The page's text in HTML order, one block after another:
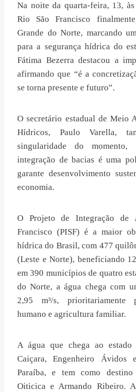
Na noite da quarta-feira, 13,
Rio São Francisco
Grande do Norte, marcando
para a segurança hídrica do
Fátima Bezerra destacou a
afirmando que “é a
se torna presente e futuro”.
O secretário estadual de Meio
Hídricos, Paulo Varella,
singularidade do momento,
integração de bacias é uma
garante desenvolvimento
economia.
O Projeto de Integração de
Francisco (PISF) é a maior
hídrica do Brasil, com 477
(Leste e Norte), beneficiando
em 390 municípios de quatro
do Norte, a água chega com
2,95 m³/s, prioritariamente
humano e agricultura familiar.
A água que chega ao estado
Caiçara, Engenheiro Ávidos
Paraíba, e tem como
Oiticica e Armando Ribeiro.